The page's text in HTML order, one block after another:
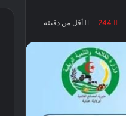
244 أقل من دقيقة